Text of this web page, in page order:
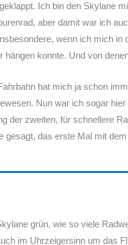
Ich bin den Skylane
aber damit war ich
wenn ich mich in
hängen konnte. Und von
hat mich ja schon
Nun war ich sogar
der zweiten, für schnellere
gesagt, das erste Mal mit
grün, wie so viele
im Uhrzeigersinn um das